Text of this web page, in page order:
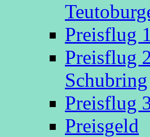
Preisflug
Preisflug
Schubring
Preisflug
Preisgeld